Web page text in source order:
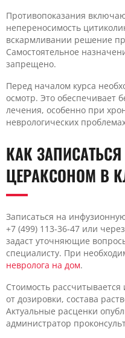
Противопоказания
непереносимость
вскармливании решение
Самостоятельное
запрещено.
Перед началом курса
осмотр. Это обеспечивает
лечения, особенно при
неврологических
КАК
ЦЕРАКСОНОМ В
Записаться на
+7 (499) 113-36-47 или
задаст уточняющие
специалисту. При
невролога на дом.
Стоимость
от дозировки, состава
Актуальные расценки
администратор